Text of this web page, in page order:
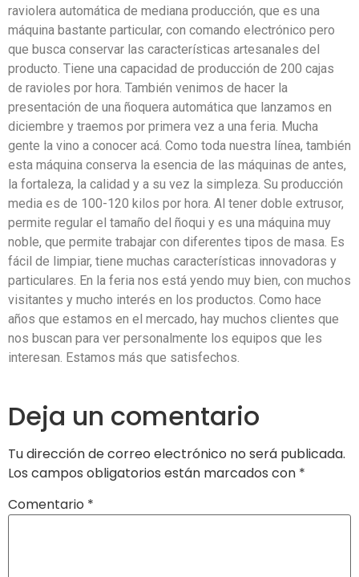
raviolera automática de mediana producción, que es una
máquina bastante particular, con comando electrónico pero
que busca conservar las características artesanales del
producto. Tiene una capacidad de producción de 200 cajas
de ravioles por hora. También venimos de hacer la
presentación de una ñoquera automática que lanzamos en
diciembre y traemos por primera vez a una feria. Mucha
gente la vino a conocer acá. Como toda nuestra línea, también
esta máquina conserva la esencia de las máquinas de antes,
la fortaleza, la calidad y a su vez la simpleza. Su producción
media es de 100-120 kilos por hora. Al tener doble extrusor,
permite regular el tamaño del ñoqui y es una máquina muy
noble, que permite trabajar con diferentes tipos de masa. Es
fácil de limpiar, tiene muchas características innovadoras y
particulares. En la feria nos está yendo muy bien, con muchos
visitantes y mucho interés en los productos. Como hace
años que estamos en el mercado, hay muchos clientes que
nos buscan para ver personalmente los equipos que les
interesan. Estamos más que satisfechos.
Deja un comentario
Tu dirección de correo electrónico no será publicada.
Los campos obligatorios están marcados con *
Comentario *